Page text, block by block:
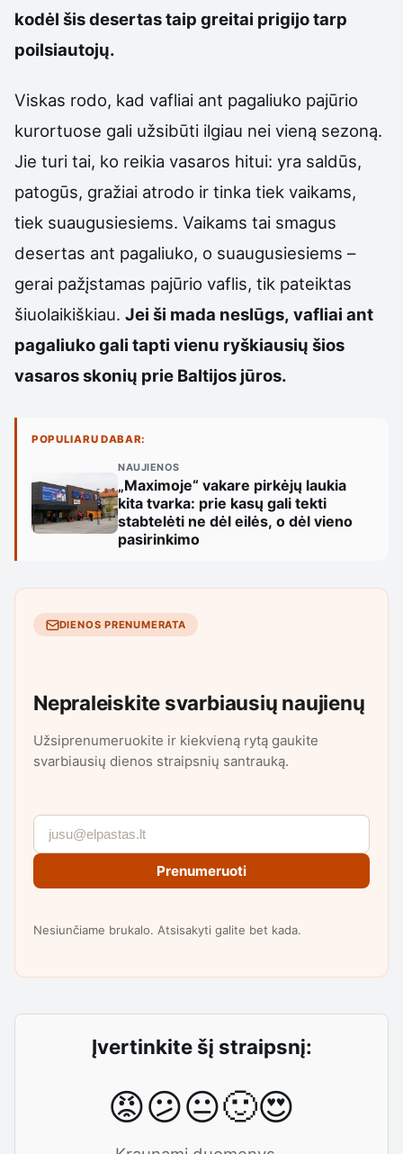
kodėl šis desertas taip greitai prigijo tarp
poilsiautojų.
Viskas rodo, kad vafliai ant pagaliuko pajūrio
kurortuose gali užsibūti ilgiau nei vieną sezoną.
Jie turi tai, ko reikia vasaros hitui: yra saldūs,
patogūs, gražiai atrodo ir tinka tiek vaikams,
tiek suaugusiesiems. Vaikams tai smagus
desertas ant pagaliuko, o suaugusiesiems –
gerai pažįstamas pajūrio vaflis, tik pateiktas
šiuolaikiškiau. Jei ši mada neslūgs, vafliai ant
pagaliuko gali tapti vienu ryškiausių šios
vasaros skonių prie Baltijos jūros.
POPULIARU DABAR:
NAUJIENOS
„Maximoje“ vakare pirkėjų laukia
kita tvarka: prie kasų gali tekti
stabtelėti ne dėl eilės, o dėl vieno
pasirinkimo
DIENOS PRENUMERATA
Nepraleiskite svarbiausių naujienų
Užsiprenumeruokite ir kiekvieną rytą gaukite
svarbiausių dienos straipsnių santrauką.
Prenumeruoti
Nesiunčiame brukalo. Atsisakyti galite bet kada.
Įvertinkite šį straipsnį:
😡😕😐🙂😍